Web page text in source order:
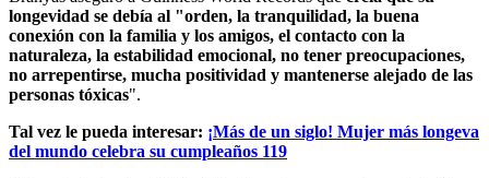
longevidad se debía al "orden, la tranquilidad, la buena
conexión con la familia y los amigos, el contacto con la
naturaleza, la estabilidad emocional, no tener preocupaciones,
no arrepentirse, mucha positividad y mantenerse alejado de las
personas tóxicas".
Tal vez le pueda interesar: ¡Más de un siglo! Mujer más longeva
del mundo celebra su cumpleaños 119